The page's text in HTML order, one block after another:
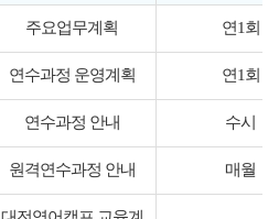
주요업무계획 연1회
연수과정 운영계획 연1회
연수과정 안내 수시
원격연수과정 안내 매월